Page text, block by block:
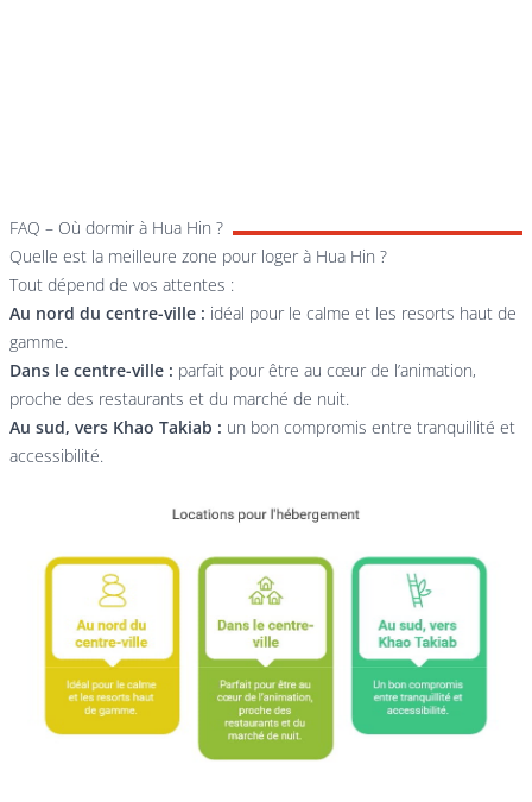
FAQ – Où dormir à Hua Hin ?
Quelle est la meilleure zone pour loger à Hua Hin ?
Tout dépend de vos attentes :
Au nord du centre-ville : idéal pour le calme et les resorts haut de
gamme.
Dans le centre-ville : parfait pour être au cœur de l’animation,
proche des restaurants et du marché de nuit.
Au sud, vers Khao Takiab : un bon compromis entre tranquillité et
accessibilité.